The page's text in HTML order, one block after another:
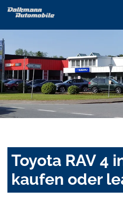
Toyota RAV 4
kaufen oder